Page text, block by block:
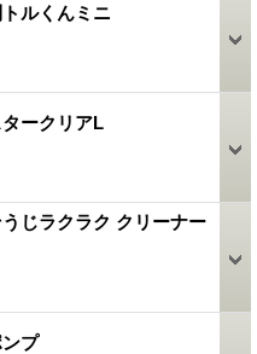
ルくんミニ
ークリアL
じラクラク クリーナー
プ